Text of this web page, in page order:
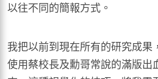
以往不同的簡報方式。
我把以前到現在所有的研究成果
使用蔡校長及勳哥常說的滿版出